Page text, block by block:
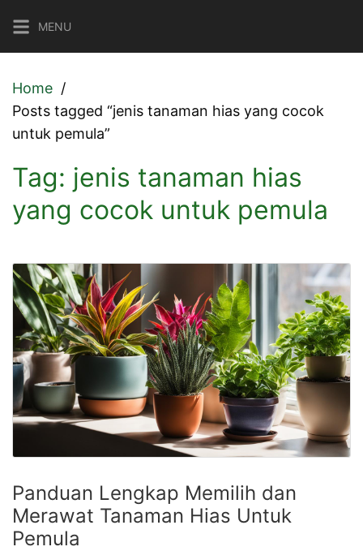
to
MENU
Home
Posts tagged “jenis tanaman hias yang cocok
untuk pemula”
Tag: jenis tanaman hias
yang cocok untuk pemula
Panduan Lengkap Memilih dan
Merawat Tanaman Hias Untuk
Pemula